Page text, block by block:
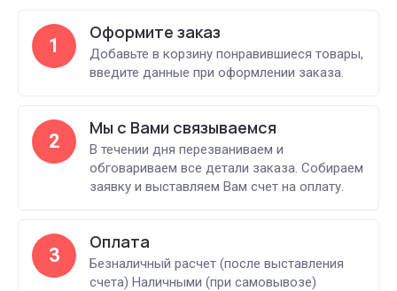
1
Оформите заказ
Добавьте в корзину понравившиеся товары,
введите данные при оформлении заказа.
2
Мы с Вами связываемся
В течении дня перезваниваем и
обговариваем все детали заказа. Собираем
заявку и выставляем Вам счет на оплату.
3
Оплата
Безналичный расчет (после выставления
счета) Наличными (при самовывозе)